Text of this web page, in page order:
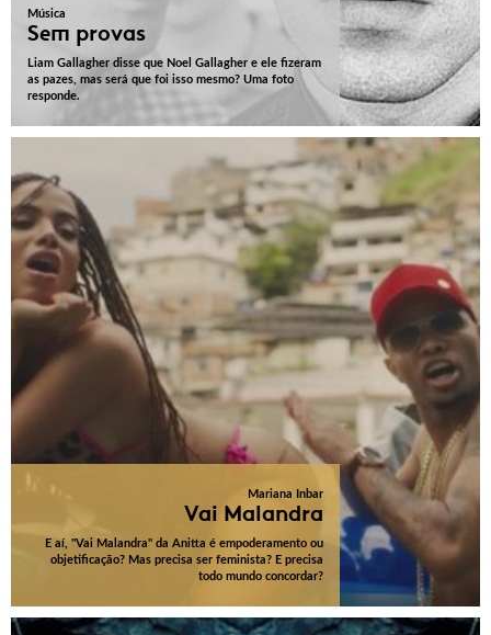
Música
Sem provas
Liam Gallagher disse que Noel Gallagher e ele fizeram
as pazes, mas será que foi isso mesmo? Uma foto
responde.
Mariana Inbar
Vai Malandra
E aí, "Vai Malandra" da Anitta é empoderamento ou
objetificação? Mas precisa ser feminista? E precisa
todo mundo concordar?